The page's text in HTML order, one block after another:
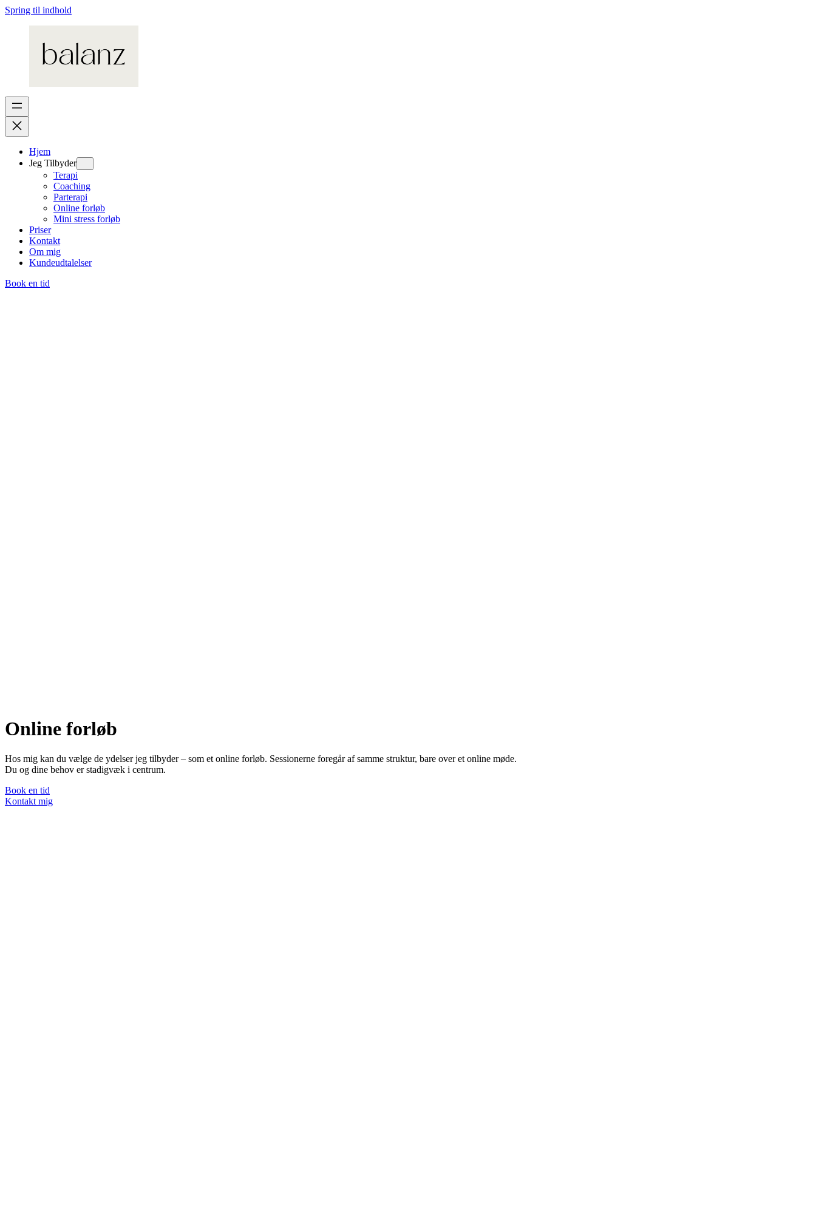
Spring til indhold
Hjem
Jeg Tilbyder
Terapi
Coaching
Parterapi
Online forløb
Mini stress forløb
Priser
Kontakt
Om mig
Kundeudtalelser
Book en tid
Online forløb
Hos mig kan du vælge de ydelser jeg tilbyder – som et online forløb. Sessionerne foregår af samme struktur, bare over et online møde.
Du og dine behov er stadigvæk i centrum.
Book en tid
Kontakt mig